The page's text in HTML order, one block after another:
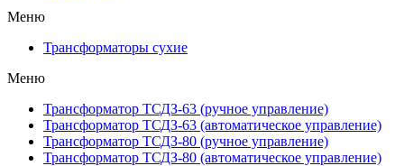
Меню
Трансформаторы сухие
Меню
Трансформатор ТСДЗ-63 (ручное управление)
Трансформатор ТСДЗ-63 (автоматическое управление)
Трансформатор ТСДЗ-80 (ручное управление)
Трансформатор ТСДЗ-80 (автоматическое управление)